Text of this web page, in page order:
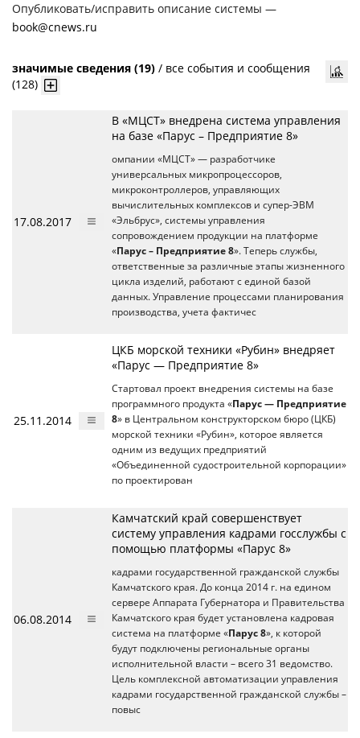
Опубликовать/исправить описание системы —
book@cnews.ru
значимые сведения (19) / все события и сообщения
(128)
17.08.2017
В «МЦСТ» внедрена система управления
на базе «Парус – Предприятие 8»
омпании «МЦСТ» — разработчике
универсальных микропроцессоров,
микроконтроллеров, управляющих
вычислительных комплексов и супер-ЭВМ
«Эльбрус», системы управления
сопровождением продукции на платформе
«Парус – Предприятие 8». Теперь службы,
ответственные за различные этапы жизненного
цикла изделий, работают с единой базой
данных. Управление процессами планирования
производства, учета фактичес
25.11.2014
ЦКБ морской техники «Рубин» внедряет
«Парус — Предприятие 8»
Стартовал проект внедрения системы на базе
программного продукта «Парус — Предприятие
8» в Центральном конструкторском бюро (ЦКБ)
морской техники «Рубин», которое является
одним из ведущих предприятий
«Объединенной судостроительной корпорации»
по проектирован
06.08.2014
Камчатский край совершенствует
систему управления кадрами госслужбы с
помощью платформы «Парус 8»
кадрами государственной гражданской службы
Камчатского края. До конца 2014 г. на едином
сервере Аппарата Губернатора и Правительства
Камчатского края будет установлена кадровая
система на платформе «Парус 8», к которой
будут подключены региональные органы
исполнительной власти – всего 31 ведомство.
Цель комплексной автоматизации управления
кадрами государственной гражданской службы –
повыс